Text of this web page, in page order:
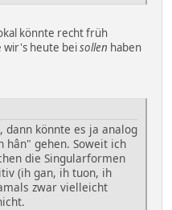
könnte recht früh
wir's heute beisollen haben
dann könnte es ja analog
hân" gehen. Soweit ich
die Singularformen
(ih gan, ih tuon, ih
zwar vielleicht